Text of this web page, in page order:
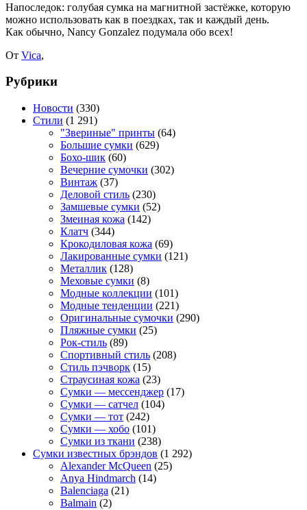
Напоследок: голубая сумка на магнитной застёжке, которую
можно использовать как в поездках, так и каждый день.
Как обычно, Nancy Gonzalez подумала обо всех!
От Vica,
Рубрики
Новости (330)
Стили (1 291)
"Звериные" принты (64)
Большие сумки (629)
Бохо-шик (60)
Вечерние сумочки (302)
Винтаж (37)
Деловой стиль (230)
Замшевые сумки (52)
Змеиная кожа (142)
Клатч (344)
Крокодиловая кожа (69)
Лакированные сумки (121)
Металлик (128)
Меховые сумки (8)
Модные коллекции (101)
Модные тенденции (221)
Оригинальные сумочки (290)
Пляжные сумки (25)
Рок-стиль (89)
Спортивный стиль (208)
Стиль пэчворк (15)
Страусиная кожа (23)
Сумки — мессенджер (17)
Сумки — сатчел (104)
Сумки — тот (242)
Сумки — хобо (101)
Сумки из ткани (238)
Сумки известных брэндов (1 292)
Alexander McQueen (25)
Anya Hindmarch (14)
Balenciaga (21)
Balmain (2)